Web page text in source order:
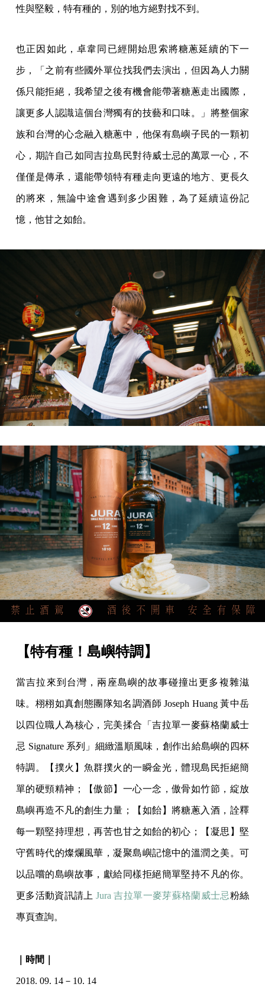
性與堅毅，特有種的，別的地方絕對找不到。
也正因如此，卓韋同已經開始思索將糖蔥延續的下一
步，「之前有些國外單位找我們去演出，但因為人力關
係只能拒絕，我希望之後有機會能帶著糖蔥走出國際，
讓更多人認識這個台灣獨有的技藝和口味。」將整個家
族和台灣的心念融入糖蔥中，他保有島嶼子民的一顆初
心，期許自己如同吉拉島民對待威士忌的萬眾一心，不
僅僅是傳承，還能帶領特有種走向更遠的地方、更長久
的將來，無論中途會遇到多少困難，為了延續這份記
憶，他甘之如飴。
【特有種！島嶼特調】
當吉拉來到台灣，兩座島嶼的故事碰撞出更多複雜滋
味。栩栩如真創態團隊知名調酒師 Joseph Huang 黃中岳
以四位職人為核心，完美揉合「吉拉單一麥蘇格蘭威士
忌 Signature 系列」細緻溫順風味，創作出給島嶼的四杯
特調。【撲火】魚群撲火的一瞬金光，體現島民拒絕簡
單的硬頸精神；【傲節】一心一念，傲骨如竹節，綻放
島嶼再造不凡的創生力量；【如飴】將糖蔥入酒，詮釋
每一顆堅持理想，再苦也甘之如飴的初心；【凝思】堅
守舊時代的燦爛風華，凝聚島嶼記憶中的溫潤之美。可
以品嚐的島嶼故事，獻給同樣拒絕簡單堅持不凡的你。
更多活動資訊請上Jura 吉拉單一麥芽蘇格蘭威士忌粉絲
專頁查詢。
｜時間｜
2018. 09. 14－10. 14